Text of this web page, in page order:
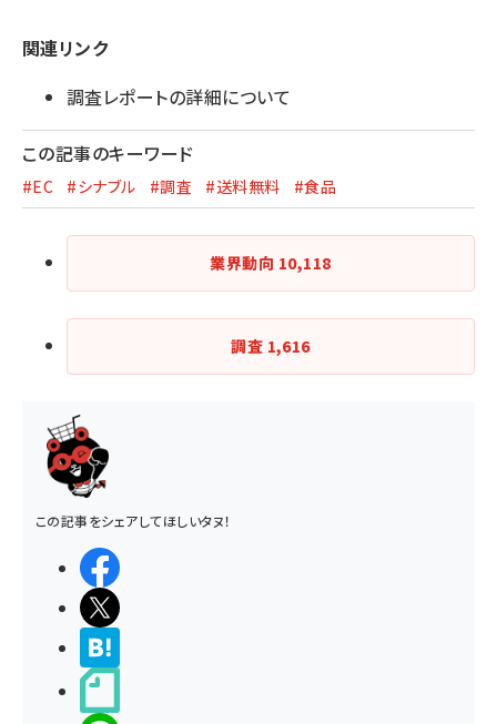
関連リンク
調査レポートの詳細について
この記事のキーワード
#EC #シナブル #調査 #送料無料 #食品
業界動向 10,118
調査 1,616
この記事をシェアしてほしいタヌ！